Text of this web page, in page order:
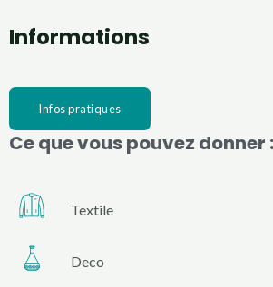
Informations
Infos pratiques
Ce que vous pouvez donner :
Textile
Deco